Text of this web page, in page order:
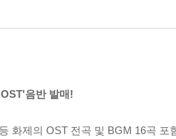
음반 발매!
화제의 OST 전곡 및 BGM 16곡 포